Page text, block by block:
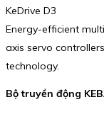
KeDrive D3
Energy-efficient
axis servo
technology.
Bộ truyền động